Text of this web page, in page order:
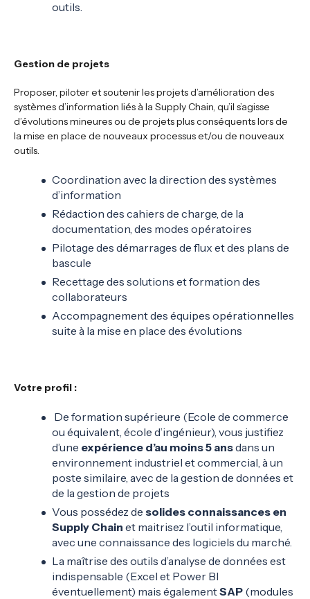
outils.
Gestion de projets
Proposer, piloter et soutenir les projets d’amélioration des
systèmes d’information liés à la Supply Chain, qu’il s’agisse
d’évolutions mineures ou de projets plus conséquents lors de
la mise en place de nouveaux processus et/ou de nouveaux
outils.
Coordination avec la direction des systèmes
d’information
Rédaction des cahiers de charge, de la
documentation, des modes opératoires
Pilotage des démarrages de flux et des plans de
bascule
Recettage des solutions et formation des
collaborateurs
Accompagnement des équipes opérationnelles
suite à la mise en place des évolutions
Votre profil :
De formation supérieure (Ecole de commerce
ou équivalent, école d’ingénieur), vous justifiez
d’une expérience d’au moins 5 ansdans un
environnement industriel et commercial, à un
poste similaire, avec de la gestion de données et
de la gestion de projets
Vous possédez de solides connaissances en
Supply Chain et maitrisez l’outil informatique,
avec une connaissance des logiciels du marché.
La maîtrise des outils d’analyse de données est
indispensable (Excel et Power BI
éventuellement) mais égalementSAP (modules